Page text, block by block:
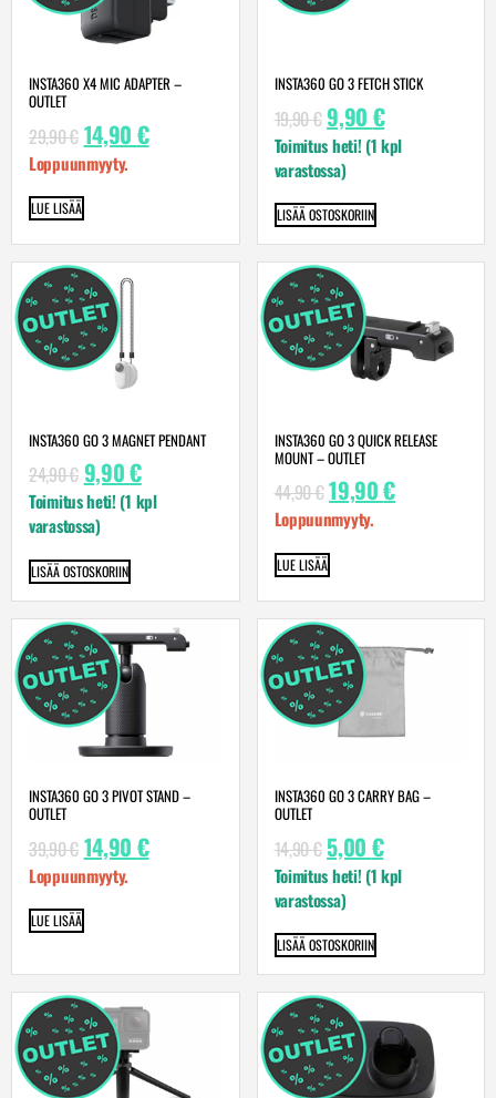
INSTA360 X4 MIC ADAPTER –
OUTLET
29,90€ 14,90 €
Loppuunmyyty.
LUE LISÄÄ
INSTA360 GO 3 FETCH STICK
19,90€ 9,90 €
Toimitus heti! (1 kpl
varastossa)
LISÄÄ OSTOSKORIIN
INSTA360 GO 3 MAGNET PENDANT
24,90€ 9,90€
Toimitus heti! (1 kpl
varastossa)
LISÄÄ OSTOSKORIIN
INSTA360 GO 3 QUICK RELEASE
MOUNT – OUTLET
44,90€ 19,90€
Loppuunmyyty.
LUE LISÄÄ
INSTA360 GO 3 PIVOT STAND –
OUTLET
39,90€ 14,90 €
Loppuunmyyty.
LUE LISÄÄ
INSTA360 GO 3 CARRY BAG –
OUTLET
14,90€ 5,00 €
Toimitus heti! (1 kpl
varastossa)
LISÄÄ OSTOSKORIIN